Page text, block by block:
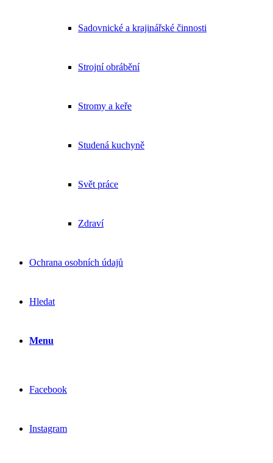
Sadovnické a krajinářské činnosti
Strojní obrábění
Stromy a keře
Studená kuchyně
Svět práce
Zdraví
Ochrana osobních údajů
Hledat
Menu
Facebook
Instagram